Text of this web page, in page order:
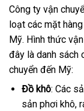
Công ty vận
loạt các mặt
Mỹ. Hình thức
đây là danh sách
chuyển đến Mỹ:
Đồ khô: Các
sản phơi khô,